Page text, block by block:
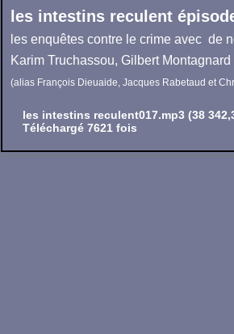
les intestins reculent
les enquêtes contre le crime avec de
Karim Truchassou, Gilbert
(alias François Dieuaide, Jacques Rabetaud et
les intestins reculent017.mp3 (38
Téléchargé 7621 fois